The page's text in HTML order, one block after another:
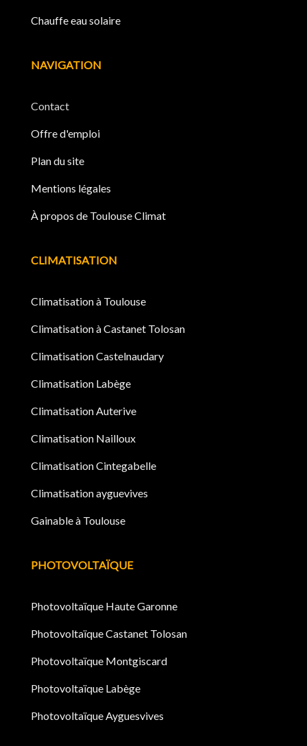
Chauffe eau solaire
NAVIGATION
Contact
Offre d'emploi
Plan du site
Mentions légales
À propos de Toulouse Climat
CLIMATISATION
Climatisation à Toulouse
Climatisation à Castanet Tolosan
Climatisation Castelnaudary
Climatisation Labège
Climatisation Auterive
Climatisation Nailloux
Climatisation Cintegabelle
Climatisation ayguevives
Gainable à Toulouse
PHOTOVOLTAÏQUE
Photovoltaïque Haute Garonne
Photovoltaïque Castanet Tolosan
Photovoltaïque Montgiscard
Photovoltaïque Labège
Photovoltaïque Ayguesvives